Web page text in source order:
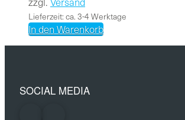
Lieferzeit: ca. 3-4 Werktage
In den Warenkorb
SOCIAL MEDIA